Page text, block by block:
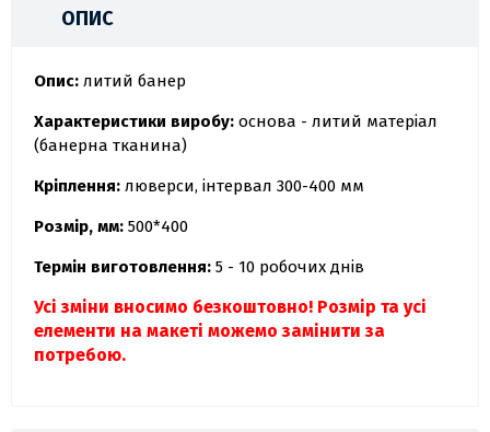
ОПИС
Опис: литий банер
Характеристики виробу: основа - литий матеріал
(банерна тканина)
Кріплення: люверси, інтервал 300-400 мм
Розмір, мм: 500*400
Термін виготовлення: 5 - 10 робочих днів
Усі зміни вносимо безкоштовно! Розмір та усі
елементи на макеті можемо замінити за
потребою.